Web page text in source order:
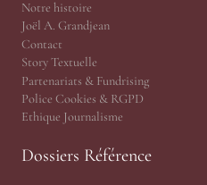
Notre histoire
Joël A. Grandjean
Contact
Story Textuelle
Partenariats & Fundrising
Police Cookies & RGPD
Ethique Journalisme
Dossiers Référence